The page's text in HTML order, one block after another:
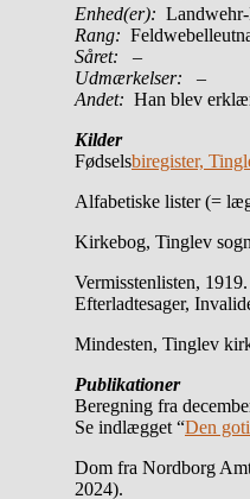
Enhed(er):
Rang:
Såret: –
Udmærkelser: –
Andet: Han blev
Kilder
Fødselsbiregister,
Alfabetiske lister (=
Kirkebog, Tinglev
Vermisstenlisten, 1919.
Efterladtesager,
Mindesten, Tinglev
Publikationer
Beregning fra
Se indlægget “Den
Dom fra Nordborg
2024).